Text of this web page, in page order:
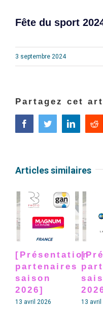
Fête du sport
3 septembre 2024
Partagez cet
FacebookTwitterLinkedIn
Articles similaires
[Présentation
partenaires
saison
2026]
13 avril 2026 13 avril